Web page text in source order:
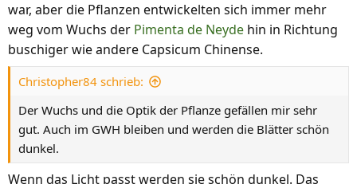
war, aber die Pflanzen entwickelten sich immer mehr
weg vom Wuchs der Pimenta de Neyde hin in Richtung
buschiger wie andere Capsicum Chinense.
Christopher84 schrieb:
Der Wuchs und die Optik der Pflanze gefällen mir sehr
gut. Auch im GWH bleiben und werden die Blätter schön
dunkel.
Wenn das Licht passt werden sie schön dunkel. Das